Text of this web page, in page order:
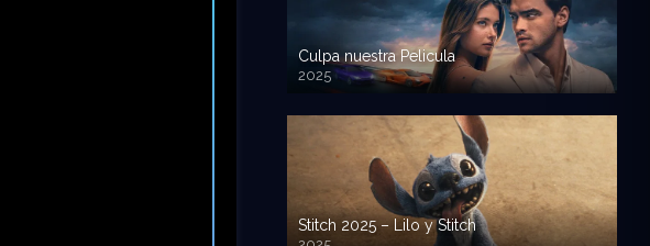
Culpa nuestra Pelicula
2025
720p HD
Stitch 2025 – Lilo y Stitch